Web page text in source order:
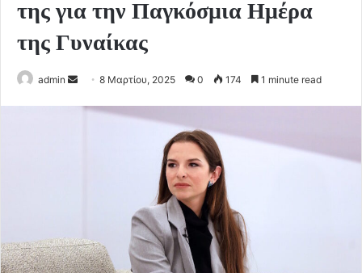
της για την Παγκόσμια Ημέρα
της Γυναίκας
admin
Send8 Μαρτίου, 2025 0 174 1 minute read